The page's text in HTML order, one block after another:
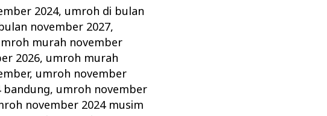
2024, umroh di bulan
november 2027,
murah november
2026, umroh murah
, umroh november
bandung, umroh november
november 2024 musim